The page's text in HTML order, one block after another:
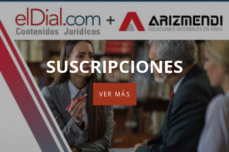
SUSCRIPCIONES
VER MÁS